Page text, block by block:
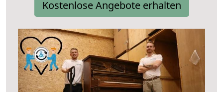
Kostenlose Angebote erhalten